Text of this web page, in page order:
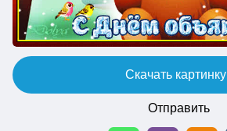
Скачать картинку
Отправить